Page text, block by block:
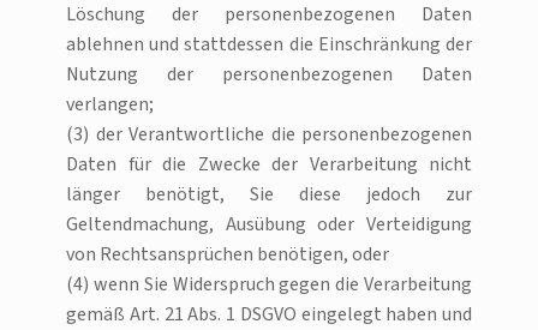
Löschung der personenbezogenen Daten
ablehnen und stattdessen die Einschränkung der
Nutzung der personenbezogenen Daten
verlangen;
(3) der Verantwortliche die personenbezogenen
Daten für die Zwecke der Verarbeitung nicht
länger benötigt, Sie diese jedoch zur
Geltendmachung, Ausübung oder Verteidigung
von Rechtsansprüchen benötigen, oder
(4) wenn Sie Widerspruch gegen die Verarbeitung
gemäß Art. 21 Abs. 1 DSGVO eingelegt haben und